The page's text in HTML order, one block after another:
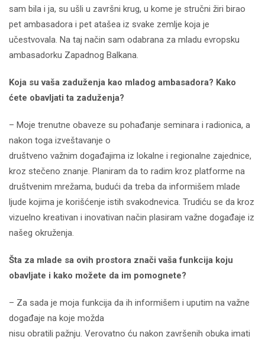
sam bila i ja, su ušli u završni krug, u kome je stručni žiri birao
pet ambasadora i pet atašea iz svake zemlje koja je
učestvovala. Na taj način sam odabrana za mladu evropsku
ambasadorku Zapadnog Balkana.
Koja su vaša zaduženja kao mladog ambasadora? Kako
ćete obavljati ta zaduženja?
– Moje trenutne obaveze su pohađanje seminara i radionica, a
nakon toga izveštavanje o
društveno važnim događajima iz lokalne i regionalne zajednice,
kroz stečeno znanje. Planiram da to radim kroz platforme na
društvenim mrežama, budući da treba da informišem mlade
ljude kojima je korišćenje istih svakodnevica. Trudiću se da kroz
vizuelno kreativan i inovativan način plasiram važne događaje iz
našeg okruženja.
Šta za mlade sa ovih prostora znači vaša funkcija koju
obavljate i kako možete da im pomognete?
– Za sada je moja funkcija da ih informišem i uputim na važne
događaje na koje možda
nisu obratili pažnju. Verovatno ću nakon završenih obuka imati